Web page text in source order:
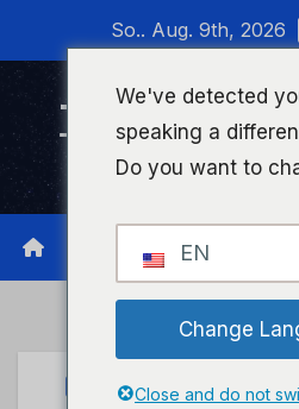
wechseln
So.. Aug. 9th, 2026
Timeline Bad
Infonetzwerk für
STADTKREUZNACH
We've detected
speaking a
Do you want to
EN
Change
Close and do not